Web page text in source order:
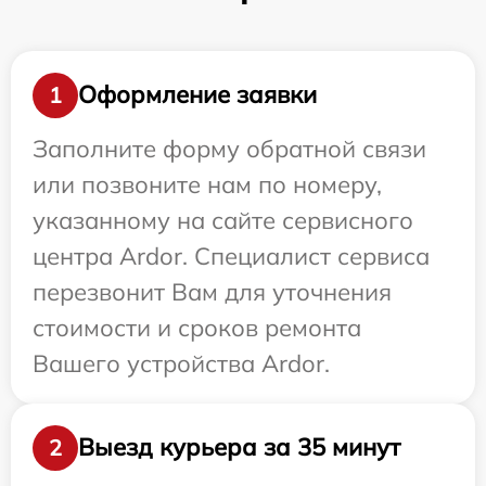
1
Оформление заявки
Заполните форму обратной связи
или позвоните нам по номеру,
указанному на сайте сервисного
центра Ardor. Специалист сервиса
перезвонит Вам для уточнения
стоимости и сроков ремонта
Вашего устройства Ardor.
2
Выезд курьера за 35 минут